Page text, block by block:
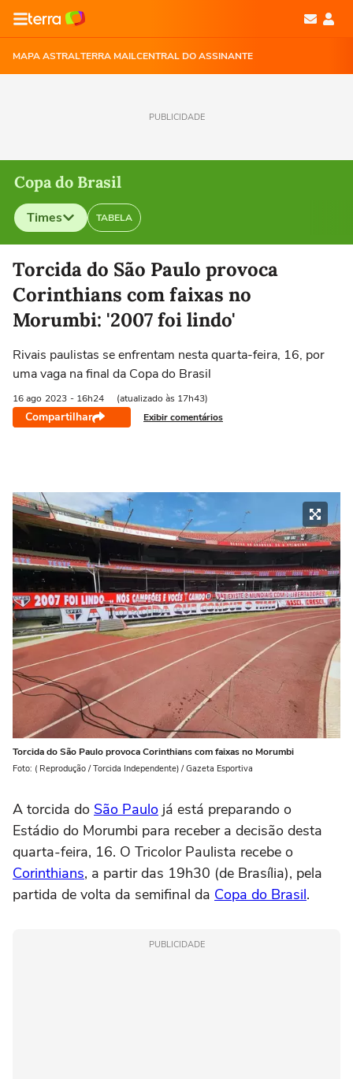
MAPA ASTRALTERRA MAILCENTRAL DO ASSINANTE
PUBLICIDADE
Copa do Brasil
Times TABELA
Selecione o time para ver as notícias
Torcida do São Paulo provoca
Corinthians com faixas no
Morumbi: '2007 foi lindo'
Rivais paulistas se enfrentam nesta quarta-feira, 16, por
uma vaga na final da Copa do Brasil
16 ago 2023 - 16h24 (atualizado às 17h43)
Compartilhar Exibir comentários
Torcida do São Paulo provoca Corinthians com faixas no Morumbi
Foto: ( Reprodução / Torcida Independente) / Gazeta Esportiva
A torcida do São Paulo já está preparando o
Estádio do Morumbi para receber a decisão desta
quarta-feira, 16. O Tricolor Paulista recebe o
Corinthians, a partir das 19h30 (de Brasília), pela
partida de volta da semifinal da Copa do Brasil.
PUBLICIDADE